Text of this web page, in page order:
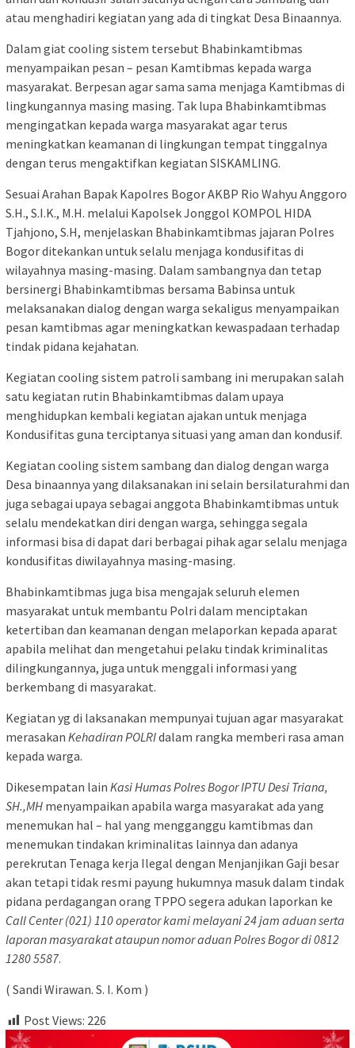
atau menghadiri kegiatan yang ada di tingkat Desa Binaannya.
Dalam giat cooling sistem tersebut Bhabinkamtibmas
menyampaikan pesan – pesan Kamtibmas kepada warga
masyarakat. Berpesan agar sama sama menjaga Kamtibmas di
lingkungannya masing masing. Tak lupa Bhabinkamtibmas
mengingatkan kepada warga masyarakat agar terus
meningkatkan keamanan di lingkungan tempat tinggalnya
dengan terus mengaktifkan kegiatan SISKAMLING.
Sesuai Arahan Bapak Kapolres Bogor AKBP Rio Wahyu Anggoro
S.H., S.I.K., M.H. melalui Kapolsek Jonggol KOMPOL HIDA
Tjahjono, S.H, menjelaskan Bhabinkamtibmas jajaran Polres
Bogor ditekankan untuk selalu menjaga kondusifitas di
wilayahnya masing-masing. Dalam sambangnya dan tetap
bersinergi Bhabinkamtibmas bersama Babinsa untuk
melaksanakan dialog dengan warga sekaligus menyampaikan
pesan kamtibmas agar meningkatkan kewaspadaan terhadap
tindak pidana kejahatan.
Kegiatan cooling sistem patroli sambang ini merupakan salah
satu kegiatan rutin Bhabinkamtibmas dalam upaya
menghidupkan kembali kegiatan ajakan untuk menjaga
Kondusifitas guna terciptanya situasi yang aman dan kondusif.
Kegiatan cooling sistem sambang dan dialog dengan warga
Desa binaannya yang dilaksanakan ini selain bersilaturahmi dan
juga sebagai upaya sebagai anggota Bhabinkamtibmas untuk
selalu mendekatkan diri dengan warga, sehingga segala
informasi bisa di dapat dari berbagai pihak agar selalu menjaga
kondusifitas diwilayahnya masing-masing.
Bhabinkamtibmas juga bisa mengajak seluruh elemen
masyarakat untuk membantu Polri dalam menciptakan
ketertiban dan keamanan dengan melaporkan kepada aparat
apabila melihat dan mengetahui pelaku tindak kriminalitas
dilingkungannya, juga untuk menggali informasi yang
berkembang di masyarakat.
Kegiatan yg di laksanakan mempunyai tujuan agar masyarakat
merasakan Kehadiran POLRIdalam rangka memberi rasa aman
kepada warga.
Dikesempatan lain Kasi Humas Polres Bogor IPTU Desi Triana,
SH.,MH menyampaikan apabila warga masyarakat ada yang
menemukan hal – hal yang mengganggu kamtibmas dan
menemukan tindakan kriminalitas lainnya dan adanya
perekrutan Tenaga kerja Ilegal dengan Menjanjikan Gaji besar
akan tetapi tidak resmi payung hukumnya masuk dalam tindak
pidana perdagangan orang TPPO segera adukan laporkan ke
Call Center (021) 110 operator kami melayani 24 jam aduan serta
laporan masyarakat ataupun nomor aduan Polres Bogor di 0812
1280 5587.
( Sandi Wirawan. S. I. Kom )
Post Views: 226